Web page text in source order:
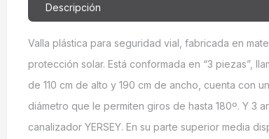
Descripción
Valla plástica para seguridad vial, fabricada en
protección solar. Está conformada en “3 piezas”,
de 110 cm de alto y 190 cm de ancho, cuenta con
diámetro que le permiten giros de hasta 180º. Y 3
canalizador YERSEY. En su parte superior media